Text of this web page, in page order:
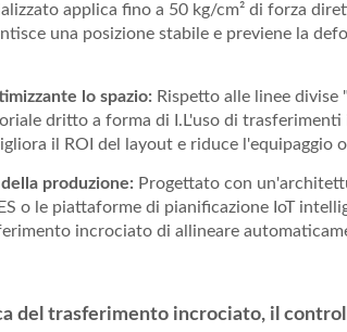
applica fino a 50 kg/cm² di forza
una posizione stabile e previene la
lo spazio: Rispetto alle linee
dritto a forma di I.L'uso di
il ROI del layout e riduce l'equipaggio
produzione: Progettato con
o le piattaforme di pianificazione IoT
incrociato di allineare
del trasferimento incrociato, il